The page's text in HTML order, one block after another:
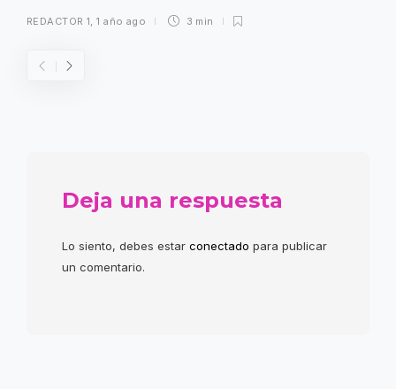
REDACTOR 1,1 año ago 3 min
Deja una respuesta
Lo siento, debes estar conectado para publicar
un comentario.